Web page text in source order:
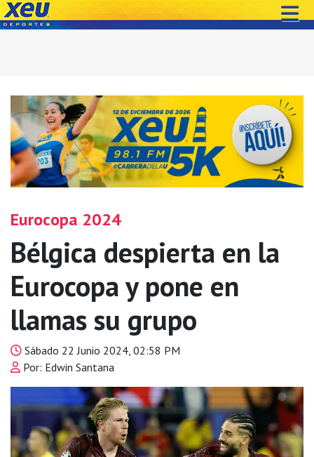
Eurocopa 2024
Bélgica despierta en la
Eurocopa y pone en
llamas su grupo
Sábado 22 Junio 2024, 02:58 PM
Por: Edwin Santana